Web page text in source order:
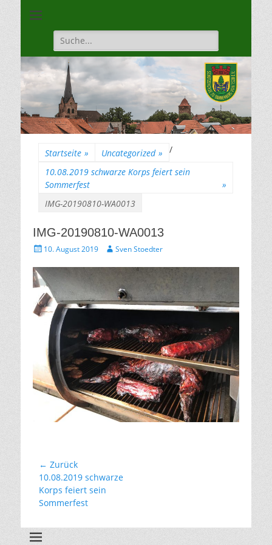
1528
Suche
für:
Startseite » Uncategorized »
/
10.08.2019 schwarze Korps feiert sein
Sommerfest
»
IMG-20190810-WA0013
IMG-20190810-WA0013
Gepostet
10. August 2019 AutorSven Stoedter
Beitragsnavigation
← Zurück
Vorhergehender
Beitrag:
10.08.2019 schwarze
Korps feiert sein
Sommerfest